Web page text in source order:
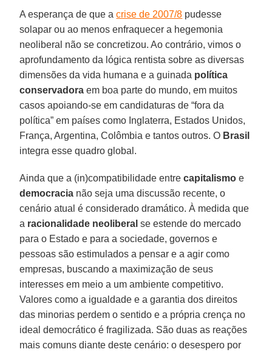
A esperança de que acrise de 2007/8 pudesse
solapar ou ao menos enfraquecer a hegemonia
neoliberal não se concretizou. Ao contrário, vimos o
aprofundamento da lógica rentista sobre as diversas
dimensões da vida humana e a guinada política
conservadora em boa parte do mundo, em muitos
casos apoiando-se em candidaturas de “fora da
política” em países como Inglaterra, Estados Unidos,
França, Argentina, Colômbia e tantos outros. O Brasil
integra esse quadro global.
Ainda que a (in)compatibilidade entrecapitalismo e
democracia não seja uma discussão recente, o
cenário atual é considerado dramático. À medida que
a racionalidade neoliberal se estende do mercado
para o Estado e para a sociedade, governos e
pessoas são estimulados a pensar e a agir como
empresas, buscando a maximização de seus
interesses em meio a um ambiente competitivo.
Valores como a igualdade e a garantia dos direitos
das minorias perdem o sentido e a própria crença no
ideal democrático é fragilizada. São duas as reações
mais comuns diante deste cenário: o desespero por